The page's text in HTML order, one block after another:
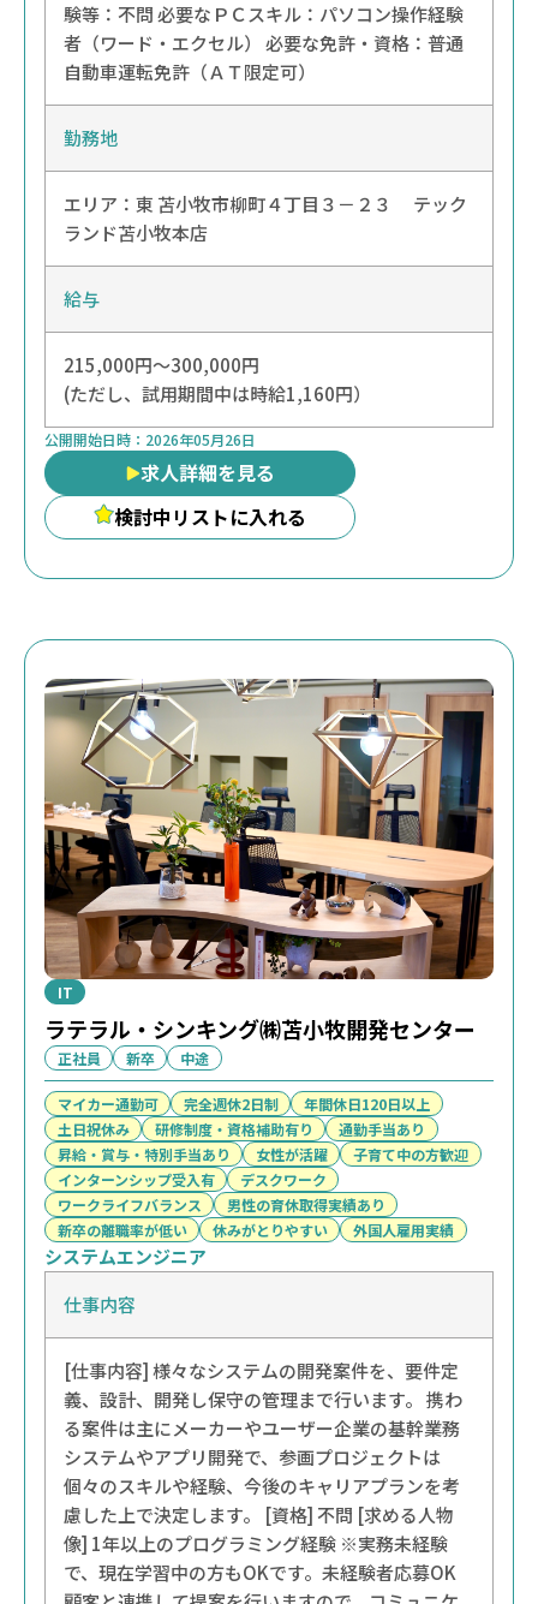
験等：不問 必要なＰＣスキル：パソコン操作経験
者（ワード・エクセル） 必要な免許・資格：普通
自動車運転免許（ＡＴ限定可）
勤務地
エリア： 東 苫小牧市柳町４丁目３－２３ テック
ランド苫小牧本店
給与
215,000円〜300,000円
(ただし、試用期間中は時給1,160円）
検討中リストに入れる
求人詳細を見る
公開開始日時： 2026年05月26日
IT
ラテラル・シンキング㈱苫小牧開発センター
正社員 新卒 中途
マイカー通勤可 完全週休2日制
年間休日120日以上
土日祝休み
研修制度・資格補助有り
通勤手当あり
昇給・賞与・特別手当あり
女性が活躍
子育て中の方歓迎
インターンシップ受入有
デスクワーク
ワークライフバランス
男性の育休取得実績あり
新卒の離職率が低い
休みがとりやすい 外国人雇用実績
システムエンジニア
仕事内容
[仕事内容] 様々なシステムの開発案件を、要件定
義、設計、開発し保守の管理まで行います。 携わ
る案件は主にメーカーやユーザー企業の基幹業務
システムやアプリ開発で、参画プロジェクトは
個々のスキルや経験、今後のキャリアプランを考
慮した上で決定します。 [資格] 不問 [求める人物
像] 1年以上のプログラミング経験 ※実務未経験
で、現在学習中の方もOKです。未経験者応募OK